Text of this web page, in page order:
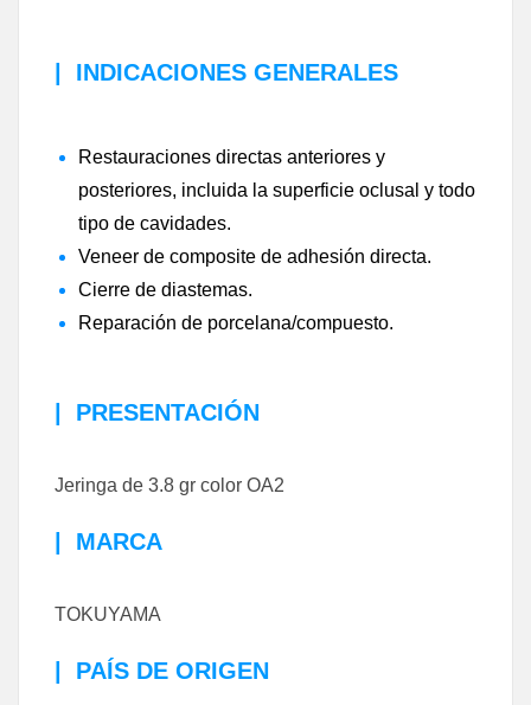
INDICACIONES GENERALES
Restauraciones directas anteriores y
posteriores, incluida la superficie oclusal y todo
tipo de cavidades.
Veneer de composite de adhesión directa.
Cierre de diastemas.
Reparación de porcelana/compuesto.
PRESENTACIÓN
Jeringa de 3.8 gr color OA2
MARCA
TOKUYAMA
PAÍS DE ORIGEN